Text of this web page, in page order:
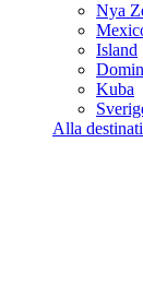
Nya
Island
Kuba
Alla